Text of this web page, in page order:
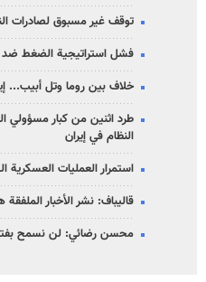
توقف غير مسبوق لصادرات
فشل استراتيجية الضغط ضد
خلاف بين روما وتل أبيب...
طرد اثنين من كبار مسؤولي
النظام في إيران
استمرار العمليات العسكرية
قاليباف: نشر الأخبار
محسن رضائي: لن نسمح